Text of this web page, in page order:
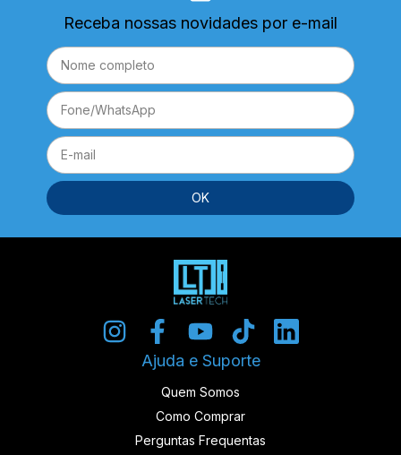
Receba nossas novidades por e-mail
Ajuda e Suporte
Quem Somos
Como Comprar
Perguntas Frequentas